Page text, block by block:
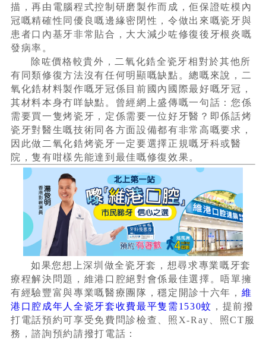
描，再由電腦程式控制研磨製作而成，佢保證咗模內
冠嘅精確性同優良嘅邊緣密閉性，令做出來嘅瓷牙與
患者口內基牙非常貼合，大大減少咗修復後牙根炎嘅
發病率。
除咗價格較貴外，二氧化鋯全瓷牙相對於其他所
有同類修復方法沒有任何明顯嘅缺點。總嘅來說，二
氧化鋯材料製作嘅牙冠係目前國內國際最好嘅牙冠，
其材料本身冇咩缺點。曾經網上盛傳嘅一句話：您係
需要買一隻烤瓷牙，定係需要一位好牙醫？即係話烤
瓷牙對醫生嘅技術同各方面設備都有非常高嘅要求，
因此做二氧化鋯烤瓷牙一定要選擇正規嘅牙科或醫
院，隻有咁樣先能達到最佳嘅修復效果。
如果您想上深圳做全瓷牙套，想尋求專業嘅牙套
療程解決問題，維港口腔絕對會係最佳選擇。唔單擁
有經驗豐富與專業嘅醫療團隊，穩定開診十六年， 維
港口腔成年人全瓷牙套收費最平隻需1530蚊 ，提前撥
打電話預約可享受免費問診檢查、照X-Ray、照CT服
務，諮詢預約請撥打電話：